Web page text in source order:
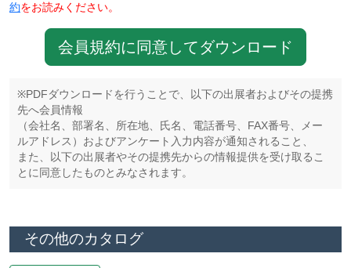
約をお読みください。
会員規約に同意してダウンロード
※PDFダウンロードを行うことで、以下の出展者およびその提携
先へ会員情報
（会社名、部署名、所在地、氏名、電話番号、FAX番号、メー
ルアドレス）およびアンケート入力内容が通知されること、
また、以下の出展者やその提携先からの情報提供を受け取るこ
とに同意したものとみなされます。
その他のカタログ